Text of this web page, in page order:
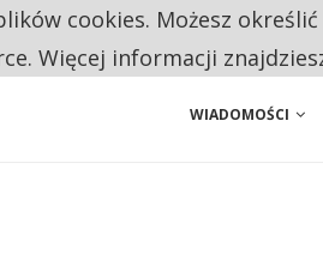
W EUROPEJSKI PRZEMYSŁ. NA LIŚCIE
Z EMERYTURY SENIORZY PRZEZNACZAJĄ
WIADOMOŚCI
cookies. Możesz
Więcej informacji